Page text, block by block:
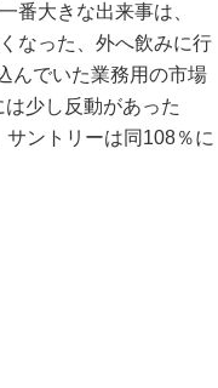
番大きな出来事は、
なった、外へ飲みに行
んでいた業務用の市場
少し反動があった
ントリーは同108％に